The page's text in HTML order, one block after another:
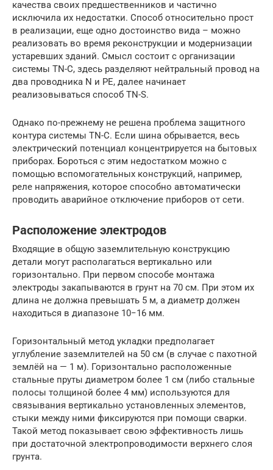
качества своих предшественников и частично
исключила их недостатки. Способ относительно прост
в реализации, еще одно достоинство вида – можно
реализовать во время реконструкции и модернизации
устаревших зданий. Смысл состоит с организации
системы TN-C, здесь разделяют нейтральный провод на
два проводника N и PE, далее начинает
реализовываться способ TN-S.
Однако по-прежнему не решена проблема защитного
контура системы ТN-С. Если шина обрывается, весь
электрический потенциал концентрируется на бытовых
приборах. Бороться с этим недостатком можно с
помощью вспомогательных конструкций, например,
реле напряжения, которое способно автоматически
проводить аварийное отключение приборов от сети.
Расположение электродов
Входящие в общую заземлительную конструкцию
детали могут располагаться вертикально или
горизонтально. При первом способе монтажа
электроды закапываются в грунт на 70 см. При этом их
длина не должна превышать 5 м, а диаметр должен
находиться в диапазоне 10−16 мм.
Горизонтальный метод укладки предполагает
углубление заземлителей на 50 см (в случае с пахотной
землёй на — 1 м). Горизонтально расположенные
стальные пруты диаметром более 1 см (либо стальные
полосы толщиной более 4 мм) используются для
связывания вертикально установленных элементов,
стыки между ними фиксируются при помощи сварки.
Такой метод показывает свою эффективность лишь
при достаточной электропроводимости верхнего слоя
грунта.